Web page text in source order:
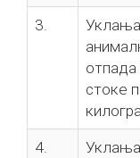
3.
отпада
стоке
4.